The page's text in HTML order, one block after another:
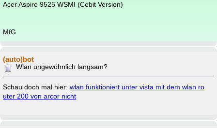
Acer Aspire 9525 WSMI (Cebit Version)
MfG
(auto)bot
Wlan ungewöhnlich langsam?
Schau doch mal hier:wlan funktioniert unter vista mit dem wlan ro
uter 200 von arcor nicht